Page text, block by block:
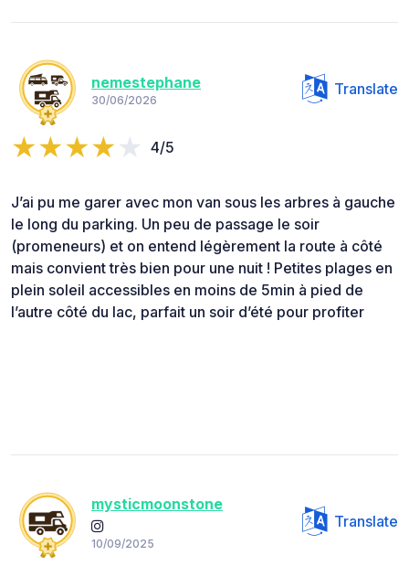
nemestephane
30/06/2026
Translate
4/5
J’ai pu me garer avec mon van sous les arbres à gauche
le long du parking. Un peu de passage le soir
(promeneurs) et on entend légèrement la route à côté
mais convient très bien pour une nuit ! Petites plages en
plein soleil accessibles en moins de 5min à pied de
l’autre côté du lac, parfait un soir d’été pour profiter
mysticmoonstone
10/09/2025
Translate